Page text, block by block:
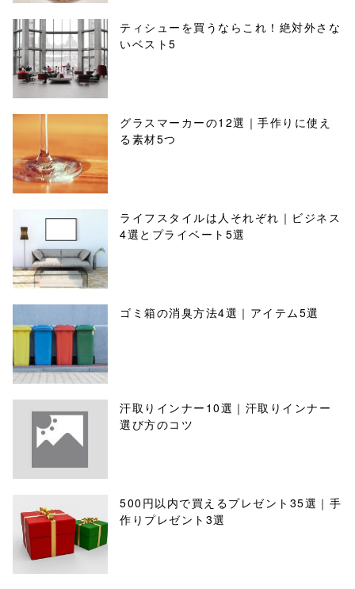
ティシューを買うならこれ！絶対外さな
いベスト5
グラスマーカーの12選｜手作りに使え
る素材5つ
ライフスタイルは人それぞれ｜ビジネス
4選とプライベート5選
ゴミ箱の消臭方法4選｜アイテム5選
汗取りインナー10選｜汗取りインナー
選び方のコツ
500円以内で買えるプレゼント35選｜手
作りプレゼント3選